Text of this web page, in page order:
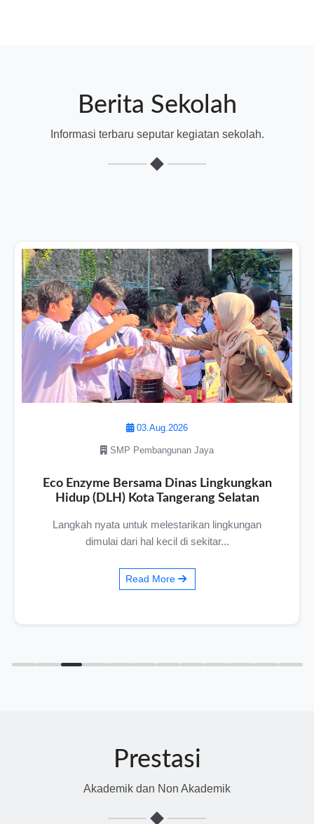
Berita Sekolah
Informasi terbaru seputar kegiatan sekolah.
03.Aug.2026
SMP Pembangunan Jaya
Eco Enzyme Bersama Dinas Lingkungkan
Hidup (DLH) Kota Tangerang Selatan
Langkah nyata untuk melestarikan lingkungan
dimulai dari hal kecil di sekitar...
Read More
Prestasi
Akademik dan Non Akademik